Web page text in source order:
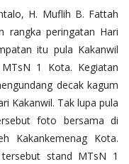
H. Muflih B. Fattah
rangka peringatan Hari
itu pula Kakanwil
1 Kota. Kegiatan
decak kagum
Kakanwil. Tak lupa pula
foto bersama di
Kakankemenag Kota.
stand MTsN 1